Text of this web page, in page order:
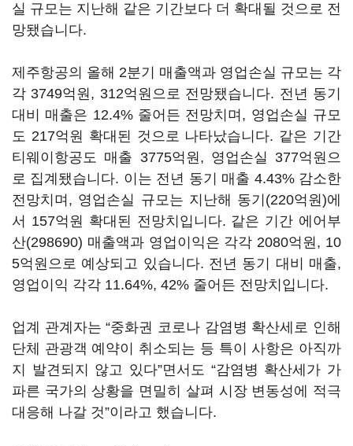
실 규모는 지난해 같은 기간보다 더 확대될 것으로 전
망됐습니다.
제주항공의 올해 2분기 매출액과 영업손실 규모는 각
각 3749억원, 312억원으로 전망됐습니다. 전년 동기
대비 매출은 12.4% 줄어든 전망치며, 영업손실 규모
도 217억원 확대된 것으로 나타났습니다. 같은 기간
티웨이항공도 매출 3775억원, 영업손실 377억원으
로 집계됐습니다. 이는 전년 동기 매출 4.43% 감소한
전망치며, 영업손실 규모는 지난해 동기(220억원)에
서 157억원 확대된 전망치입니다. 같은 기간 에어부
산(298690) 매출액과 영업이익은 각각 2080억원, 10
5억원으로 예상되고 있습니다. 전년 동기 대비 매출,
영업이익 각각 11.64%, 42% 줄어든 전망치입니다.
업계 관계자는 “중화권 코로나 감염병 확산세로 인해
단체 관광객 예약이 취소되는 등 특이 사항은 아직까
지 발견되지 않고 있다”면서도 “감염병 확산세가 가
파른 국가의 상황을 면밀히 살펴 시장 변동성에 적극
대응해 나갈 것”이라고 했습니다.